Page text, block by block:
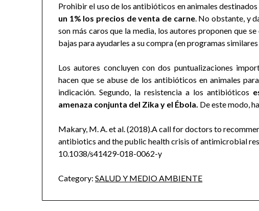
Prohibir el uso de los antibióticos en animales destinados
un 1% los precios de venta de carne. No obstante, y
son más caros que la media, los autores proponen que
bajas para ayudarles a su compra (en programas
Los autores concluyen con dos puntualizaciones
hacen que se abuse de los antibióticos en animales
indicación. Segundo, la resistencia a los antibióticos
amenaza conjunta del Zika y el Ébola. De este modo,
Makary, M. A. et al. (2018).A call for doctors to
antibiotics and the public health crisis of antimicrobial
10.1038/s41429-018-0062-y
Category: SALUD Y MEDIO AMBIENTE